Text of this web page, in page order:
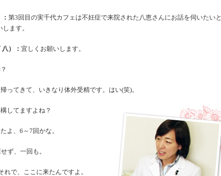
第3回目の実千代カフェは不妊症で来院された八恵さんにお話を伺いたいと
ます。
）： 宜しくお願いします。
ってきて、いきなり体外受精です。はい(笑)。
してますよね？
よ、6～7回かな。
ず、一回も。
れで、ここに来たんですよ。